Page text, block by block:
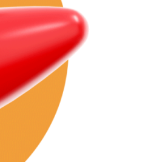
Central de Clientes
2º Via